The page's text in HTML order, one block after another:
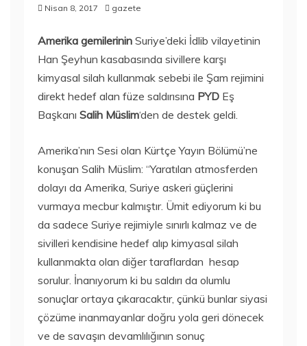
Nisan 8, 2017 gazete
Amerika gemilerinin Suriye’deki İdlib vilayetinin
Han Şeyhun kasabasında sivillere karşı
kimyasal silah kullanmak sebebi ile Şam rejimini
direkt hedef alan füze saldırısına PYD Eş
Başkanı Salih Müslim‘den de destek geldi.
Amerika’nın Sesi olan Kürtçe Yayın Bölümü’ne
konuşan Salih Müslim: “Yaratılan atmosferden
dolayı da Amerika, Suriye askeri güçlerini
vurmaya mecbur kalmıştır. Ümit ediyorum ki bu
da sadece Suriye rejimiyle sınırlı kalmaz ve de
sivilleri kendisine hedef alıp kimyasal silah
kullanmakta olan diğertaraflardan hesap
sorulur. İnanıyorum ki bu saldırı da olumlu
sonuçlar ortaya çıkaracaktır, çünkü bunlar siyasi
çözüme inanmayanlar doğru yola geri dönecek
ve de savaşın devamlılığının sonuç